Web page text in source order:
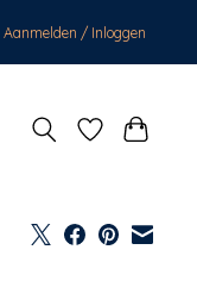
Aanmelden / Inloggen